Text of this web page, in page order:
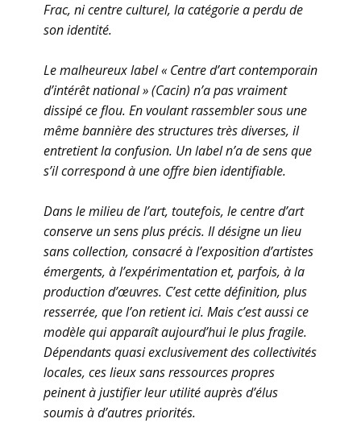
Frac, ni centre culturel, la catégorie a perdu de
son identité.
Le malheureux label « Centre d’art contemporain
d’intérêt national » (Cacin) n’a pas vraiment
dissipé ce flou. En voulant rassembler sous une
même bannière des structures très diverses, il
entretient la confusion. Un label n’a de sens que
s’il correspond à une offre bien identifiable.
Dans le milieu de l’art, toutefois, le centre d’art
conserve un sens plus précis. Il désigne un lieu
sans collection, consacré à l’exposition d’artistes
émergents, à l’expérimentation et, parfois, à la
production d’œuvres. C’est cette définition, plus
resserrée, que l’on retient ici. Mais c’est aussi ce
modèle qui apparaît aujourd’hui le plus fragile.
Dépendants quasi exclusivement des collectivités
locales, ces lieux sans ressources propres
peinent à justifier leur utilité auprès d’élus
soumis à d’autres priorités.